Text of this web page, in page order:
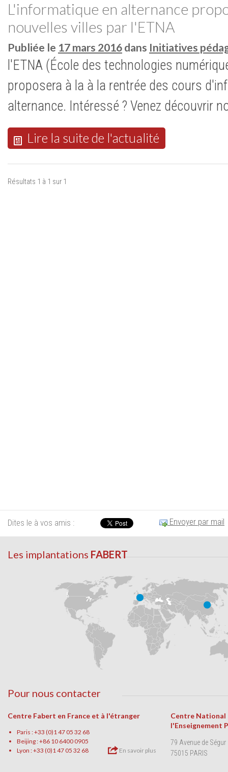
L'informatique en alternance
nouvelles villes par l'ETNA
Publiée le 17 mars 2016dans Initiatives
l'ETNA (École des technologies
proposera à la à la rentrée des cours
alternance. Intéressé ? Venez découvrir
Lire la suite de l'actualité
Résultats 1 à 1 sur 1
Dites le à vos amis : Envoyer par mail
Les implantations FABERT
Pour nous contacter
Centre Fabert en France et à l'étranger
Paris : +33 (0)1 47 05 32 68
Beijing : +86 10 6400 0905
Lyon : +33 (0)1 47 05 32 68
En savoir plus
Centre National
l'Enseignement
79 Avenue de Ségur
75015 PARIS